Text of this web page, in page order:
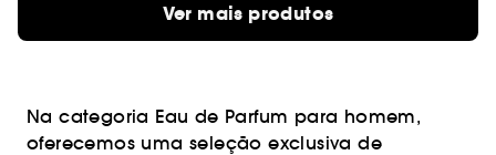
Ver mais produtos
Na categoria Eau de Parfum para homem,
oferecemos uma seleção exclusiva de